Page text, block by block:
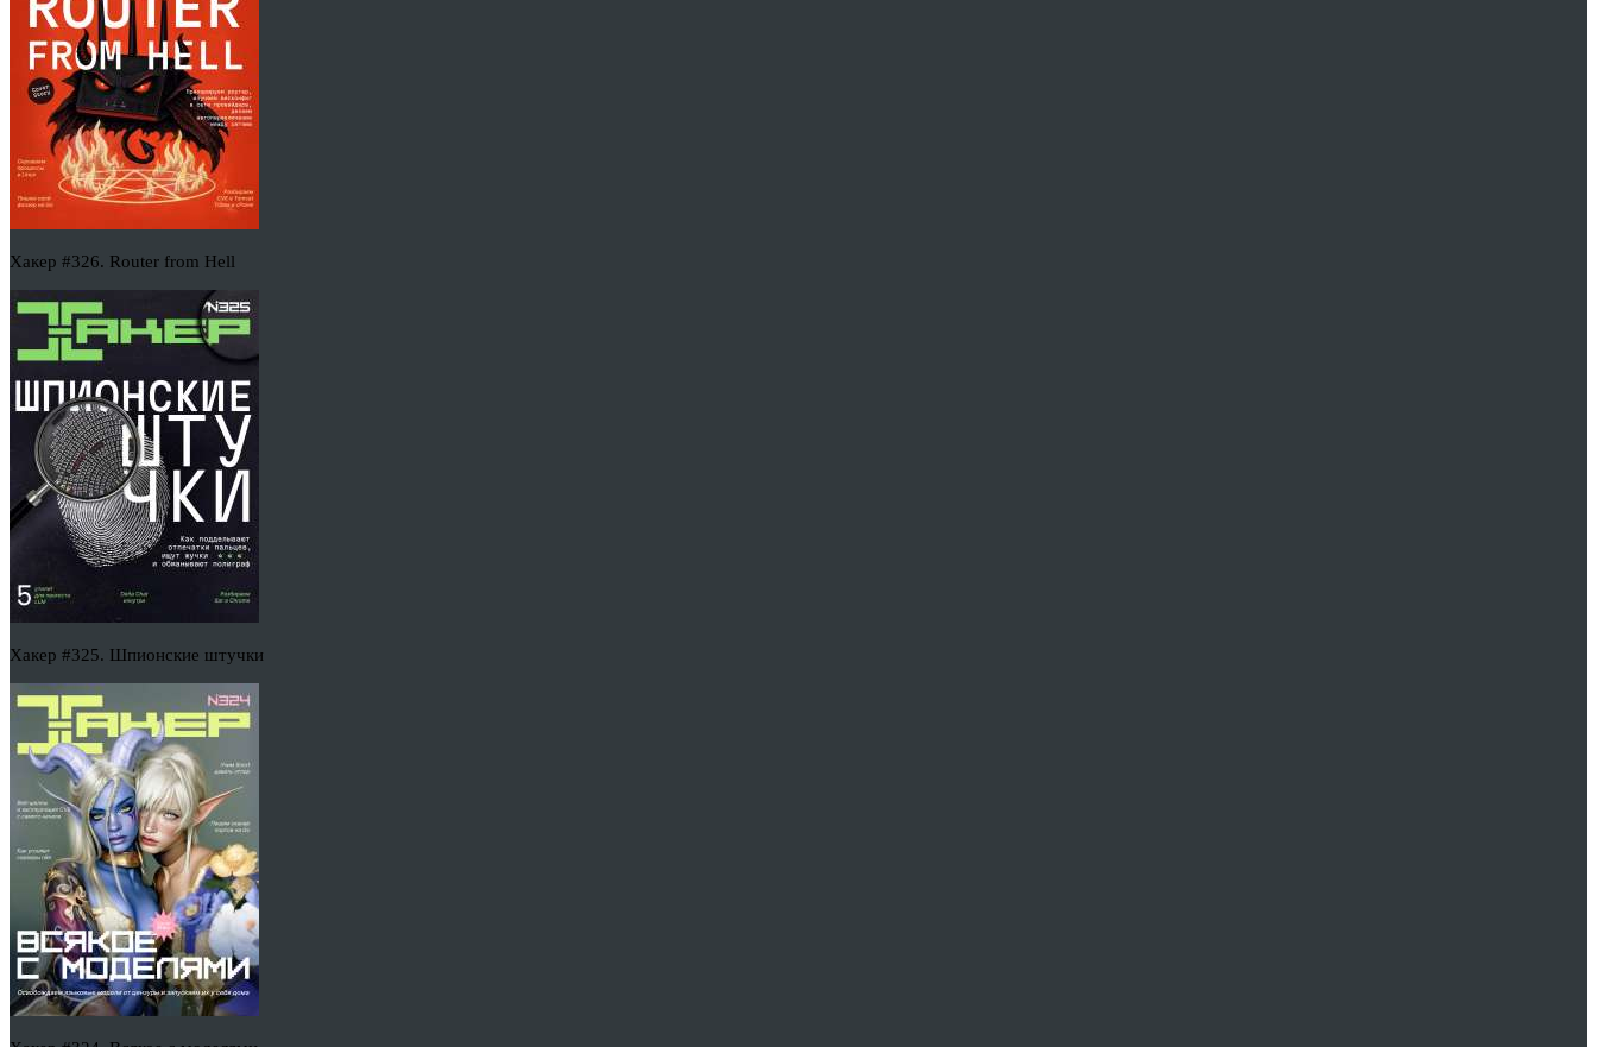
Хакер #326. Router from Hell
Хакер #325. Шпионские штучки